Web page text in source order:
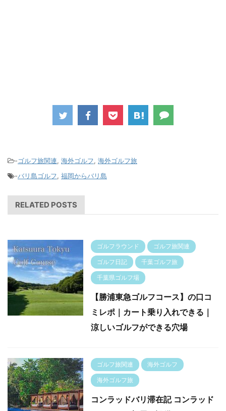
-ゴルフ旅関連, 海外ゴルフ, 海外ゴルフ旅
-バリ島ゴルフ, 福岡からバリ島
RELATED POSTS
ゴルフラウンド ゴルフ旅関連
ゴルフ日記 千葉ゴルフ旅
千葉県ゴルフ場
【勝浦東急ゴルフコース】の口コ
ミレポ｜カート乗り入れできる｜
涼しいゴルフができる穴場
ゴルフ旅関連 海外ゴルフ
海外ゴルフ旅
コンラッドバリ滞在記 コンラッド